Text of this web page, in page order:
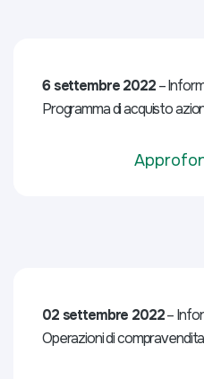
6 settembre 2022–
Programma di acquisto
02 settembre 2022–
Operazioni di